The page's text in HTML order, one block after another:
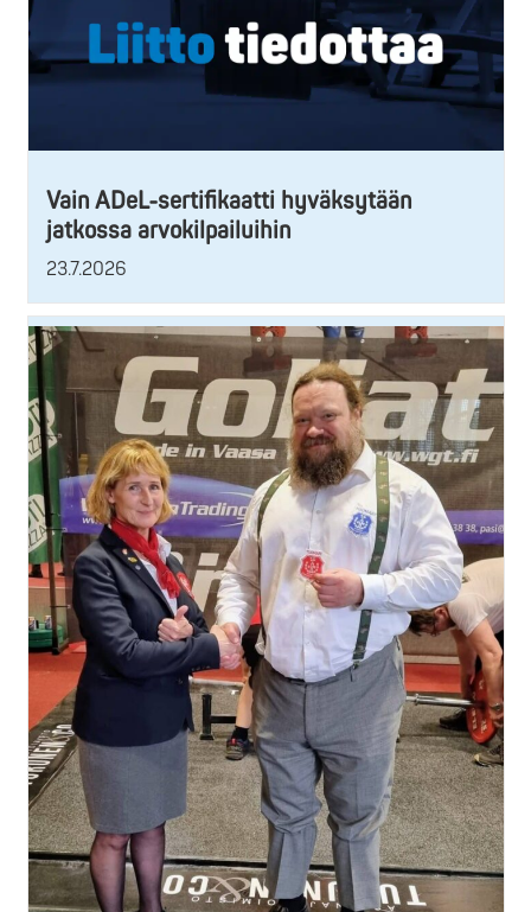
Vain ADeL-sertifikaatti hyväksytään
jatkossa arvokilpailuihin
23.7.2026